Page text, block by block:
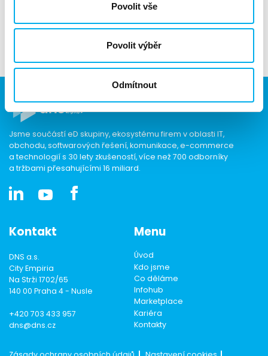
Povolit vše
Povolit výběr
Odmítnout
Seznámíme se s procesem instalace a implementace
VMware vSphere, nezbytného nástroje pro virtualizaci
a správu IT infrastruktury.
Jsme součástí eD skupiny, ekosystému firem v oblasti IT,
obchodu, softwarových řešení, komunikace, e-commerce
a technologií s 30 lety zkušeností, více než 700 odborníky
a tržbami přesahujícími 16 miliard.
Kontakt
DNS a.s.
City Empiria
Na Strži 1702/65
140 00 Praha 4 - Nusle
+420 703 433 957
dns@dns.cz
Menu
Úvod
Kdo jsme
Co děláme
Infohub
Marketplace
Kariéra
Kontakty